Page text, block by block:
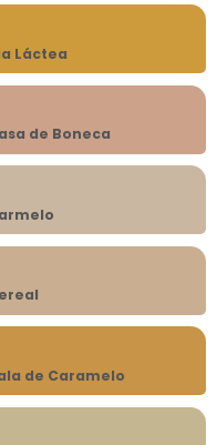
Láctea
de Boneca
de Caramelo